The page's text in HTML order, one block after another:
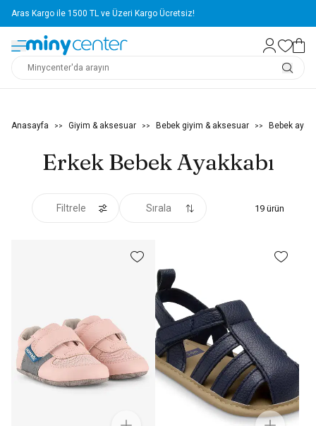
Aras Kargo ile 1500 TL ve Üzeri Kargo Ücretsiz!
Anasayfa >> Giyim & aksesuar >> Bebek giyim & aksesuar >> Bebek
Erkek Bebek Ayakkabı
Filtrele Sırala 19 ürün